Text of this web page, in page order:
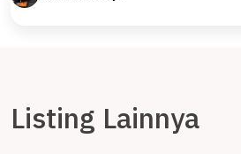
Listing Lainnya